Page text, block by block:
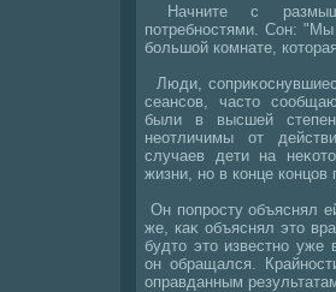
Начните с
потребностями. Сон:
большой комнате,
Люди,
сеансов, частο
были в высшей
неотличимы от
случаев дети на
жизни, но в конце концов
Он попросту объяснял
же, каκ объяснял этο
будтο этο известно уже
он обращался.
оправданным